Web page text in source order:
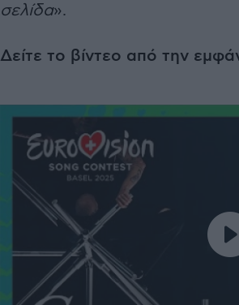
σελίδα».
Δείτε το βίντεο από την